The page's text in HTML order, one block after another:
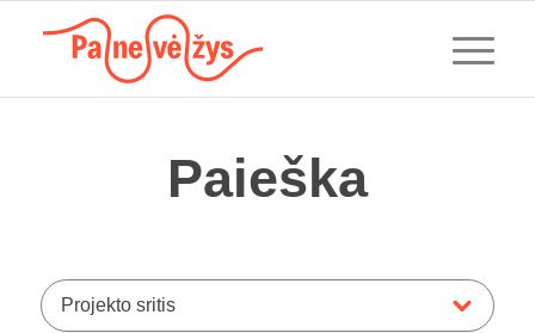
Paieška
Projekto sritis